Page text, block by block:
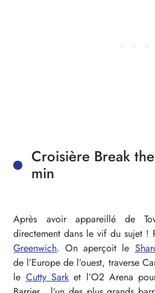
Croisière Break
min
Après avoir appareillé de
directement dans le vif du sujet !
Greenwich. On aperçoit le
de l’Europe de l’ouest, traverse
le Cutty Sark et l’O2 Arena